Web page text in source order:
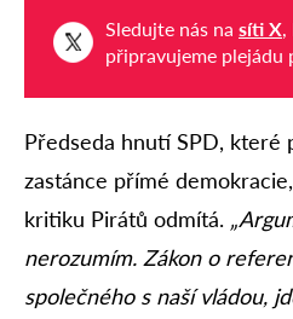
Sledujte nás na síti X,
připravujeme plejádu
Předseda hnutí SPD, které
zastánce přímé
kritiku Pirátů odmítá.
nerozumím. Zákon o
společného s naší vládou,